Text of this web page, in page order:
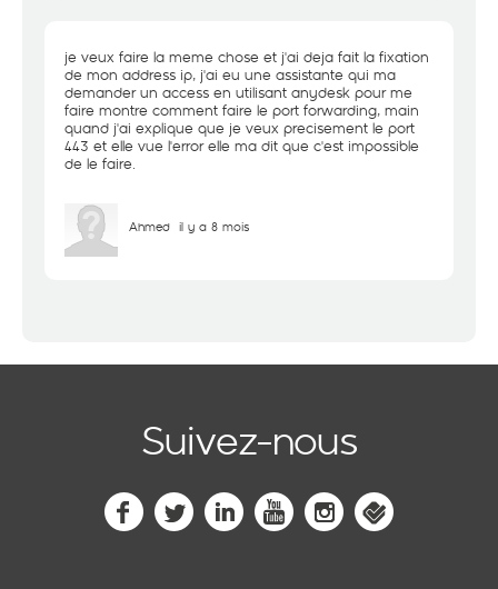
je veux faire la meme chose et j'ai deja fait la fixation
de mon address ip, j'ai eu une assistante qui ma
demander un access en utilisant anydesk pour me
faire montre comment faire le port forwarding, main
quand j'ai explique que je veux precisement le port
443 et elle vue l'error elle ma dit que c'est impossible
de le faire.
Ahmed il y a 8 mois
Suivez-nous